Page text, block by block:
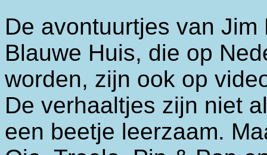
De avontuurtjes van Jim
Blauwe Huis, die op
worden, zijn ook op
De verhaaltjes zijn niet
een beetje leerzaam.